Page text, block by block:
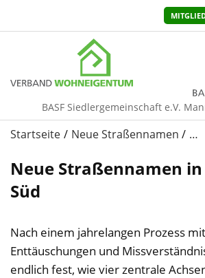
BASF Siedlergemeinschaft e.V.
Startseite Neue Straßennamen …
Neue Straßennamen
Süd
Nach einem jahrelangen Prozess
Enttäuschungen und
endlich fest, wie vier zentrale